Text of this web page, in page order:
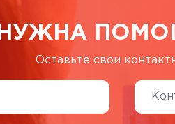
НУЖНА
Оставьте свои